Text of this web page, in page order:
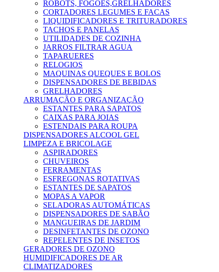
ROBOTS, FOGÕES,GRELHADORES
CORTADORES LEGUMES E FACAS
LIQUIDIFICADORES E TRITURADORES
TACHOS E PANELAS
UTILIDADES DE COZINHA
JARROS FILTRAR AGUA
TAPARUERES
RELOGIOS
MAQUINAS QUEQUES E BOLOS
DISPENSADORES DE BEBIDAS
GRELHADORES
ARRUMAÇÃO E ORGANIZAÇÃO
ESTANTES PARA SAPATOS
CAIXAS PARA JOIAS
ESTENDAIS PARA ROUPA
DISPENSADORES ALCOOL GEL
LIMPEZA E BRICOLAGE
ASPIRADORES
CHUVEIROS
FERRAMENTAS
ESFREGONAS ROTATIVAS
ESTANTES DE SAPATOS
MOPAS A VAPOR
SELADORAS AUTOMÁTICAS
DISPENSADORES DE SABÃO
MANGUEIRAS DE JARDIM
DESINFETANTES DE OZONO
REPELENTES DE INSETOS
GERADORES DE OZONO
HUMIDIFICADORES DE AR
CLIMATIZADORES